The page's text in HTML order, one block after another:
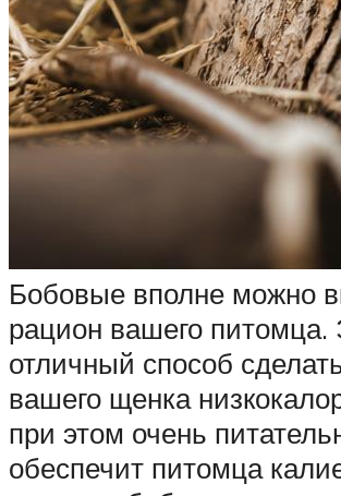
Бобовые вполне можно
рацион вашего питомца.
отличный способ
вашего щенка
при этом очень
обеспечит питомца